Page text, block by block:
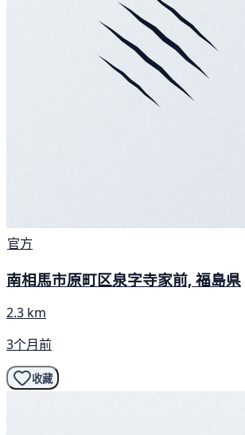
官方
南相馬市原町区泉字寺家前, 福島県
2.3 km
3个月前
收藏